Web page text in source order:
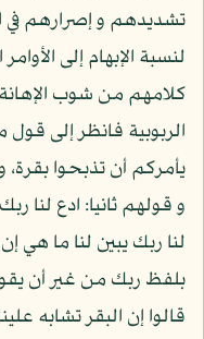
تشديدهم و إصرارهم في
لنسبة الإبهام إلى الأوامر
كلامهم من شوب
الربوبية فانظر إلى
يأمركم أن تذبحوا بقرة،
و قولهم ثانيا: ادع لنا
لنا ربك يبين لنا ما هي
بلفظ ربك من غير أن
قالوا إن البقر تشابه